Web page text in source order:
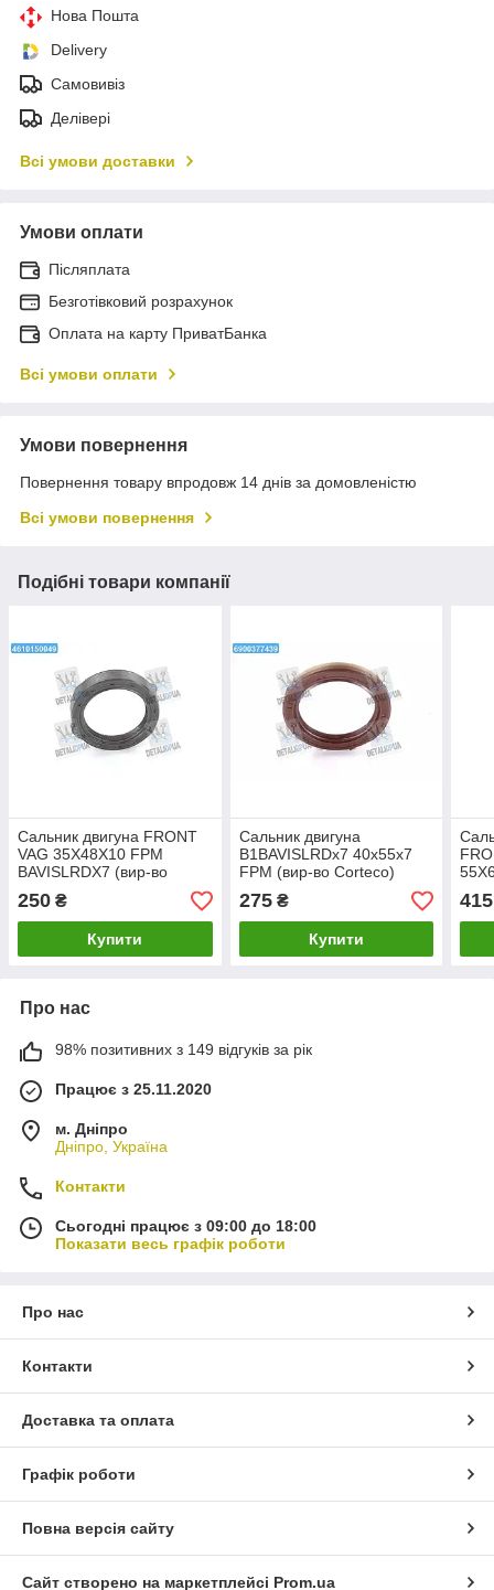
Нова Пошта
Delivery
Самовивіз
Делівері
Всі умови доставки
Умови оплати
Післяплата
Безготівковий розрахунок
Оплата на карту ПриватБанка
Всі умови оплати
Умови повернення
Повернення товару впродовж 14 днів за домовленістю
Всі умови повернення
Подібні товари компанії
Сальник двигуна FRONT
VAG 35X48X10 FPM
BAVISLRDX7 (вир-во
Corteco) 12010739B UA1
250 ₴
Купити
Сальник двигуна
B1BAVISLRDx7 40x55x7
FPM (вир-во Corteco)
12016528B
275₴
Купити
415
Про нас
98% позитивних з 149 відгуків за рік
Працює з 25.11.2020
м. Дніпро
Дніпро, Україна
Контакти
Сьогодні працює з 09:00 до 18:00
Показати весь графік роботи
Про нас
Контакти
Доставка та оплата
Графік роботи
Повна версія сайту
Сайт створено на маркетплейсі Prom.ua